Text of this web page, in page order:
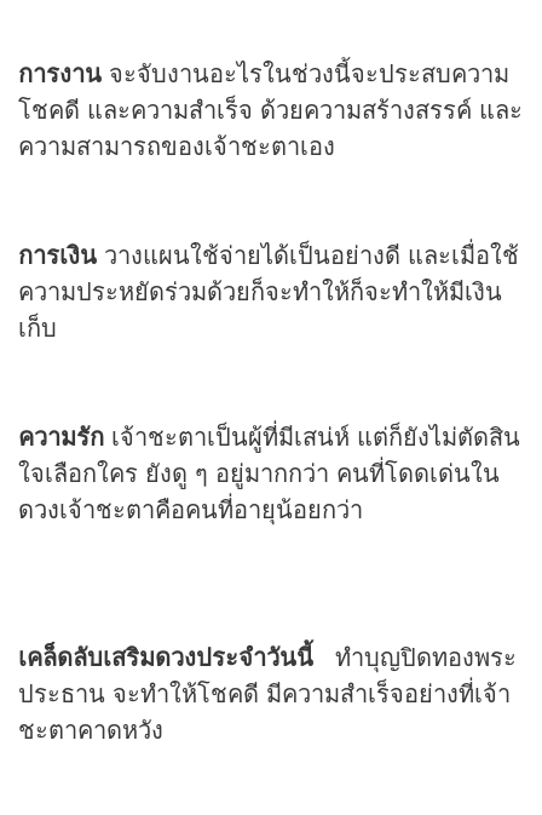
การงาน จะจับงานอะไรในช่วงนี้จะประสบความ
โชคดี และความสำเร็จ ด้วยความสร้างสรรค์ และ
ความสามารถของเจ้าชะตาเอง
การเงิน วางแผนใช้จ่ายได้เป็นอย่างดี และเมื่อใช้
ความประหยัดร่วมด้วยก็จะทำให้ก็จะทำให้มีเงิน
เก็บ
ความรัก เจ้าชะตาเป็นผู้ที่มีเสน่ห์ แต่ก็ยังไม่ตัดสิน
ใจเลือกใคร ยังดู ๆ อยู่มากกว่า คนที่โดดเด่นใน
ดวงเจ้าชะตาคือคนที่อายุน้อยกว่า
เคล็ดลับเสริมดวงประจำวันนี้ ทำบุญปิดทองพระ
ประธาน จะทำให้โชคดี มีความสำเร็จอย่างที่เจ้า
ชะตาคาดหวัง